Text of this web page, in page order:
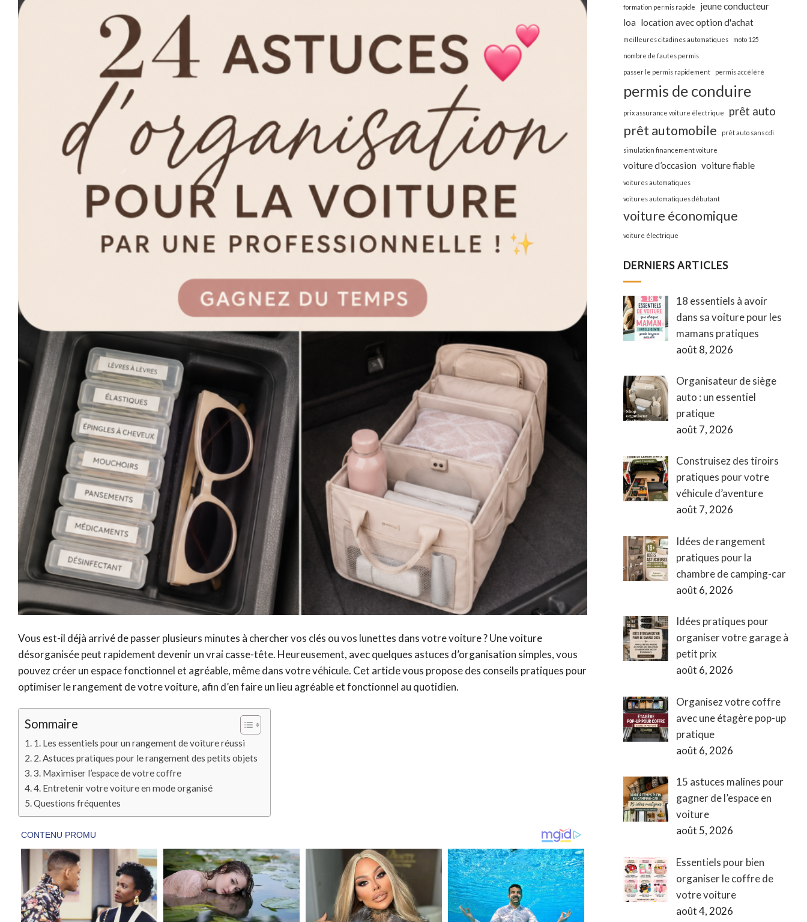
Vous est-il déjà arrivé de passer plusieurs minutes à chercher vos clés ou vos lunettes dans votre voiture ? Une voiture
désorganisée peut rapidement devenir un vrai casse-tête. Heureusement, avec quelques astuces d’organisation simples, vous
pouvez créer un espace fonctionnel et agréable, même dans votre véhicule. Cet article vous propose des conseils pratiques pour
optimiser le rangement de votre voiture, afin d’en faire un lieu agréable et fonctionnel au quotidien.
Sommaire
1. Les essentiels pour un rangement de voiture réussi
2. Astuces pratiques pour le rangement des petits objets
3. Maximiser l’espace de votre coffre
4. Entretenir votre voiture en mode organisé
Questions fréquentes
formation permis rapide
jeune conducteur
loa location avec option d'achat
meilleures citadines automatiques moto 125
nombre de fautes permis
passer le permis rapidement permis accéléré
permis de conduire
prix assurance voiture électrique prêt auto
prêt automobile prêt auto sans cdi
simulation financement voiture
voiture d’occasion voiture fiable
voitures automatiques
voitures automatiques débutant
voiture économique
voiture électrique
DERNIERS ARTICLES
18 essentiels à avoir
dans sa voiture pour les
mamans pratiques
août 8, 2026
Organisateur de siège
auto : un essentiel
pratique
août 7, 2026
Construisez des tiroirs
pratiques pour votre
véhicule d’aventure
août 7, 2026
Idées de rangement
pratiques pour la
chambre de camping-car
août 6, 2026
Idées pratiques pour
organiser votre garage à
petit prix
août 6, 2026
Organisez votre coffre
avec une étagère pop-up
pratique
août 6, 2026
15 astuces malines pour
gagner de l’espace en
voiture
août 5, 2026
Essentiels pour bien
organiser le coffre de
votre voiture
août 4, 2026